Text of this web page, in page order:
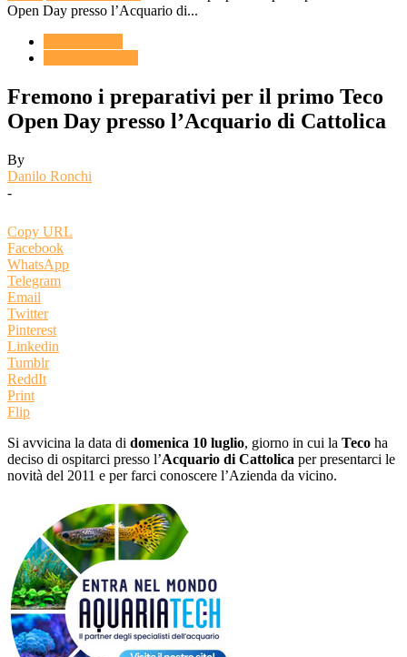
Open Day presso l’Acquario di...
Fremono i preparativi per il primo Teco
Open Day presso l’Acquario di Cattolica
By
Danilo Ronchi
-
Copy URL
Facebook
WhatsApp
Telegram
Email
Twitter
Pinterest
Linkedin
Tumblr
ReddIt
Print
Flip
Si avvicina la data di domenica 10 luglio, giorno in cui la Teco ha
deciso di ospitarci presso l’Acquario di Cattolica per presentarci le
novità del 2011 e per farci conoscere l’Azienda da vicino.